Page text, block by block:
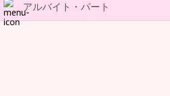
アルバイト・パート